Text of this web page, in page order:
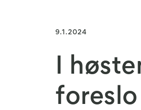
9.1.2024
I